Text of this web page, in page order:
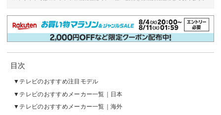
目次
テレビのおすすめ注目モデル
テレビのおすすめメーカー一覧｜日本
テレビのおすすめメーカー一覧｜海外